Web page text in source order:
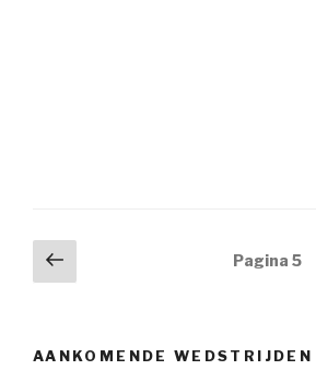
Berichtnavigatie
pagina
Pagina 5
AANKOMENDE WEDSTRIJDEN